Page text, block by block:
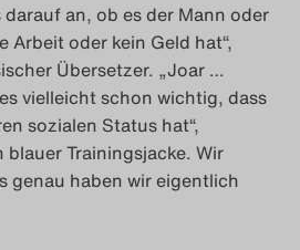
an, ob es der Mann oder
Arbeit oder kein Geld hat“,
Übersetzer. „Joar …
vielleicht schon wichtig, dass
sozialen Status hat“,
Trainingsjacke. Wir
genau haben wir eigentlich